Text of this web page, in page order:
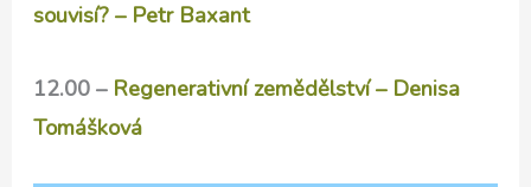
souvisí? – Petr Baxant
12.00 – Regenerativní zemědělství – Denisa
Tomášková